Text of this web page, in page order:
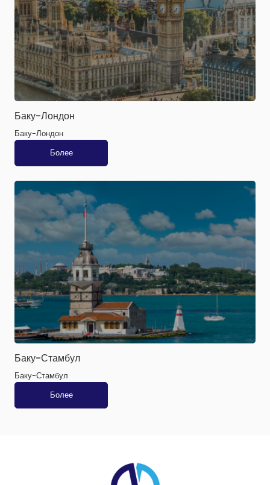
Баку-Лондон
Баку-Лондон
Более
Баку-Стамбул
Баку-Стамбул
Более